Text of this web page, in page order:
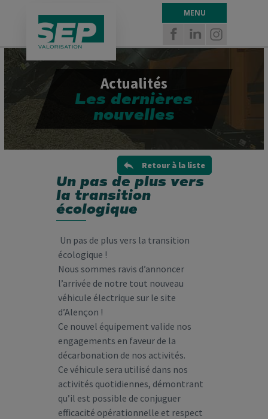
MENU
Actualités
Les dernières
nouvelles
Retour à la liste
Un pas de plus vers
la transition
écologique
Un pas de plus vers la transition
écologique !
Nous sommes ravis d’annoncer
l’arrivée de notre tout nouveau
véhicule électrique sur le site
d’Alençon !
Ce nouvel équipement valide nos
engagements en faveur de la
décarbonation de nos activités.
Ce véhicule sera utilisé dans nos
activités quotidiennes, démontrant
qu’il est possible de conjuguer
efficacité opérationnelle et respect